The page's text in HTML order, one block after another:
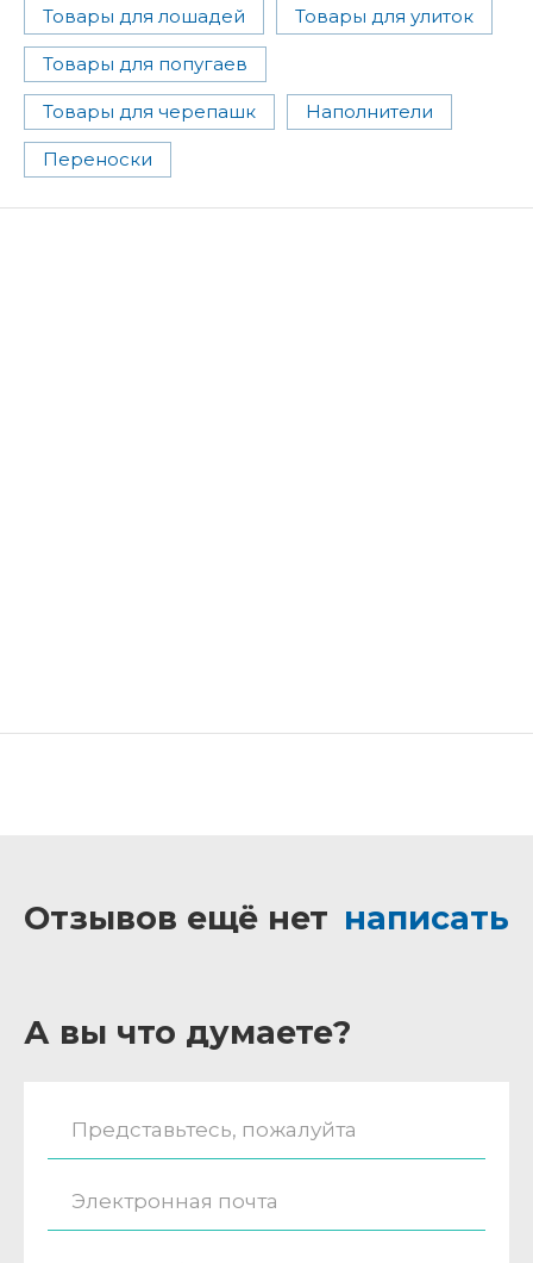
Товары для лошадей Товары для улиток
Товары для попугаев
Товары для черепашк Наполнители
Переноски
Отзывов ещё нет написать
А вы что думаете?